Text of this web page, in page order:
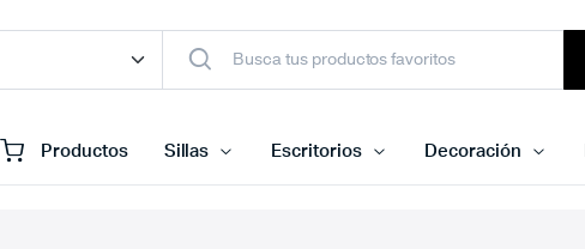
Productos Sillas Escritorios Decoración